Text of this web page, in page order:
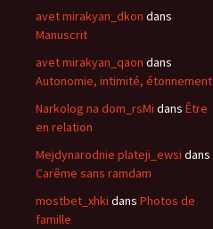
avet mirakyan_dkon dans
Manuscrit
avet mirakyan_qaon dans
Autonomie, intimité, étonnement
Narkolog na dom_rsMi dans Être
en relation
Mejdynarodnie plateji_ewsi dans
Carême sans ramdam
mostbet_xhki dans Photos de
famille